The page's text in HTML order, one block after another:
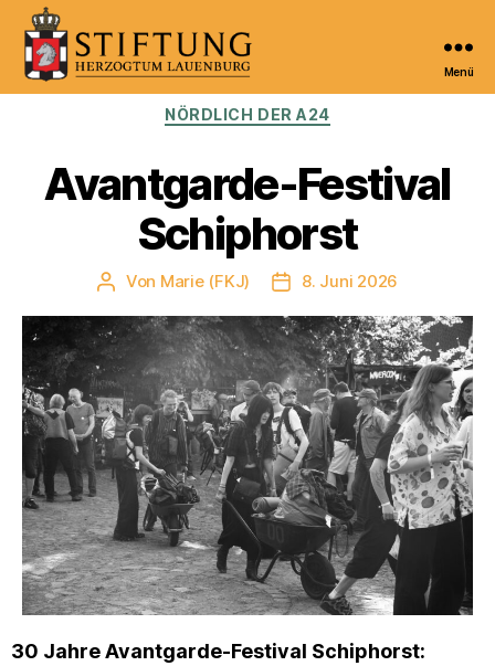
Kulturportal
Herzogtum
Lauenburg
Menü
Kategorien
NÖRDLICH DER A24
Avantgarde-Festival
Schiphorst
Beitragsautor
Von Marie (FKJ) Veröffentlichungsdatum
8. Juni 2026
30 Jahre Avantgarde-Festival Schiphorst: